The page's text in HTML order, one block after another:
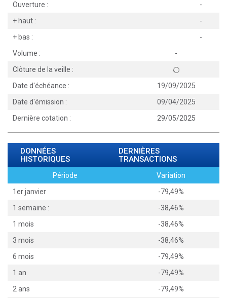
Ouverture :
-
+ haut :
-
+ bas :
-
Volume :
-
Clôture de la veille :
Date d'échéance :
19/09/2025
Date d'émission :
09/04/2025
Dernière cotation :
29/05/2025
DONNÉES
HISTORIQUES
DERNIÈRES
TRANSACTIONS
Période
Variation
1er janvier
-79,49%
1 semaine :
-38,46%
1 mois
-38,46%
3 mois
-38,46%
6 mois
-79,49%
1 an
-79,49%
2 ans
-79,49%